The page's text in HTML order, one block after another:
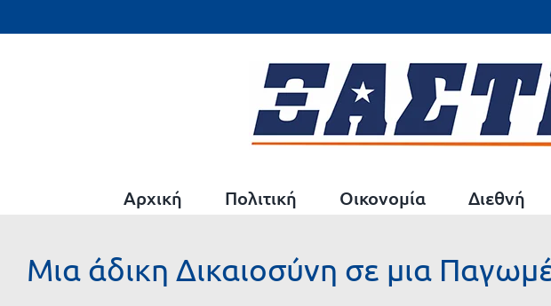
στο
Αρχική Πολιτική Οικονομία Διεθνή
Μια άδικη Δικαιοσύνη σε μια